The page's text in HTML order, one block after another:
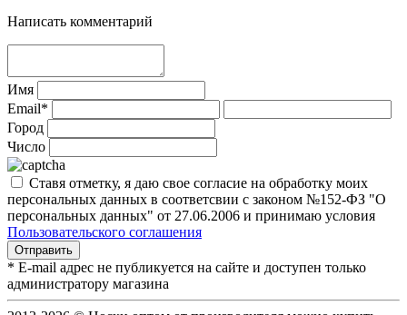
Написать комментарий
Имя
Email*
Город
Число
Ставя отметку, я даю свое согласие на обработку моих
персональных данных в соответсвии с законом №152-ФЗ "О
персональных данных" от 27.06.2006 и принимаю условия
Пользовательского соглашения
* E-mail адрес не публикуется на сайте и доступен только
администратору магазина